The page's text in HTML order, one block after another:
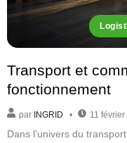
Transport et
fonctionnement
par INGRID 11 février
Dans l'univers du